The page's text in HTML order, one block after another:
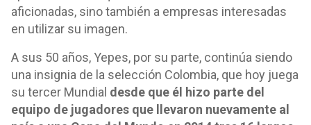
aficionadas, sino también a empresas interesadas
en utilizar su imagen.
A sus 50 años, Yepes, por su parte, continúa siendo
una insignia de la selección Colombia, que hoy juega
su tercer Mundial desde que él hizo parte del
equipo de jugadores que llevaron nuevamente al